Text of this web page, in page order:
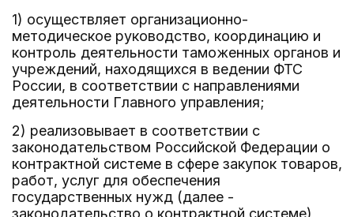
1) осуществляет организационно-
методическое руководство, координацию и
контроль деятельности таможенных органов и
учреждений, находящихся в ведении ФТС
России, в соответствии с направлениями
деятельности Главного управления;
2) реализовывает в соответствии с
законодательством Российской Федерации о
контрактной системе в сфере закупок товаров,
работ, услуг для обеспечения
государственных нужд (далее -
законодательство о контрактной системе)